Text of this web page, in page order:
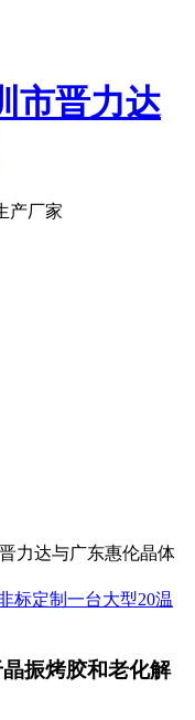
市晋力达
产厂家
晋力达与广东惠伦晶体
标定制一台大型20温
振烤胶和老化解